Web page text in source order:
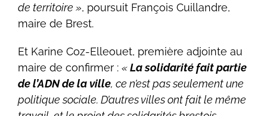
de territoire », poursuit François Cuillandre,
maire de Brest.
Et Karine Coz-Elleouet, première adjointe au
maire de confirmer : «La solidarité fait partie
de l’ADN de la ville, ce n’est pas seulement une
politique sociale. D’autres villes ont fait le même